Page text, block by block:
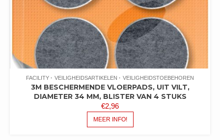
FACILITY VEILIGHEIDSARTIKELEN VEILIGHEIDSTOEBEHOREN
3M BESCHERMENDE VLOERPADS, UIT VILT,
DIAMETER 34 MM, BLISTER VAN 4 STUKS
€2,96
MEER INFO!